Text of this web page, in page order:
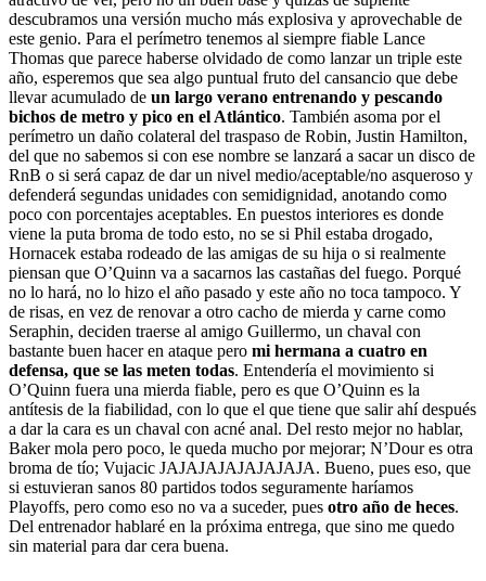
descubramos una versión mucho más explosiva y aprovechable de
este genio. Para el perímetro tenemos al siempre fiable Lance
Thomas que parece haberse olvidado de como lanzar un triple este
año, esperemos que sea algo puntual fruto del cansancio que debe
llevar acumulado de un largo verano entrenando y pescando
bichos de metro y pico en el Atlántico. También asoma por el
perímetro un daño colateral del traspaso de Robin, Justin Hamilton,
del que no sabemos si con ese nombre se lanzará a sacar un disco de
RnB o si será capaz de dar un nivel medio/aceptable/no asqueroso y
defenderá segundas unidades con semidignidad, anotando como
poco con porcentajes aceptables. En puestos interiores es donde
viene la puta broma de todo esto, no se si Phil estaba drogado,
Hornacek estaba rodeado de las amigas de su hija o si realmente
piensan que O’Quinn va a sacarnos las castañas del fuego. Porqué
no lo hará, no lo hizo el año pasado y este año no toca tampoco. Y
de risas, en vez de renovar a otro cacho de mierda y carne como
Seraphin, deciden traerse al amigo Guillermo, un chaval con
bastante buen hacer en ataque pero mi hermana a cuatro en
defensa, que se las meten todas. Entendería el movimiento si
O’Quinn fuera una mierda fiable, pero es que O’Quinn es la
antítesis de la fiabilidad, con lo que el que tiene que salir ahí después
a dar la cara es un chaval con acné anal. Del resto mejor no hablar,
Baker mola pero poco, le queda mucho por mejorar; N’Dour es otra
broma de tío; Vujacic JAJAJAJAJAJAJAJA. Bueno, pues eso, que
si estuvieran sanos 80 partidos todos seguramente haríamos
Playoffs, pero como eso no va a suceder, pues otro año de heces.
Del entrenador hablaré en la próxima entrega, que sino me quedo
sin material para dar cera buena.